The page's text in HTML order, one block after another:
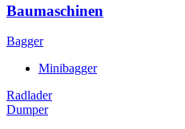
Baumaschinen
Bagger
Minibagger
Radlader
Dumper